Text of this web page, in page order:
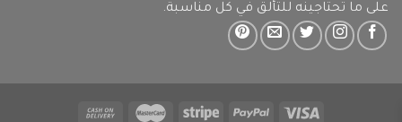
على ما تحتاجينه للتألق في كل مناسبة.